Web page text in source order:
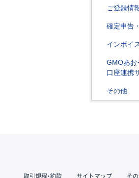
ご登録情
確定申告
インボイ
GMOあお
口座連携
その他
取引規程・約款 サイトマップ そ